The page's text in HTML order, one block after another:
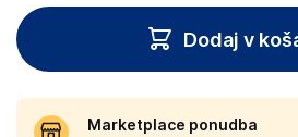
Dodaj v
Marketplace ponudba